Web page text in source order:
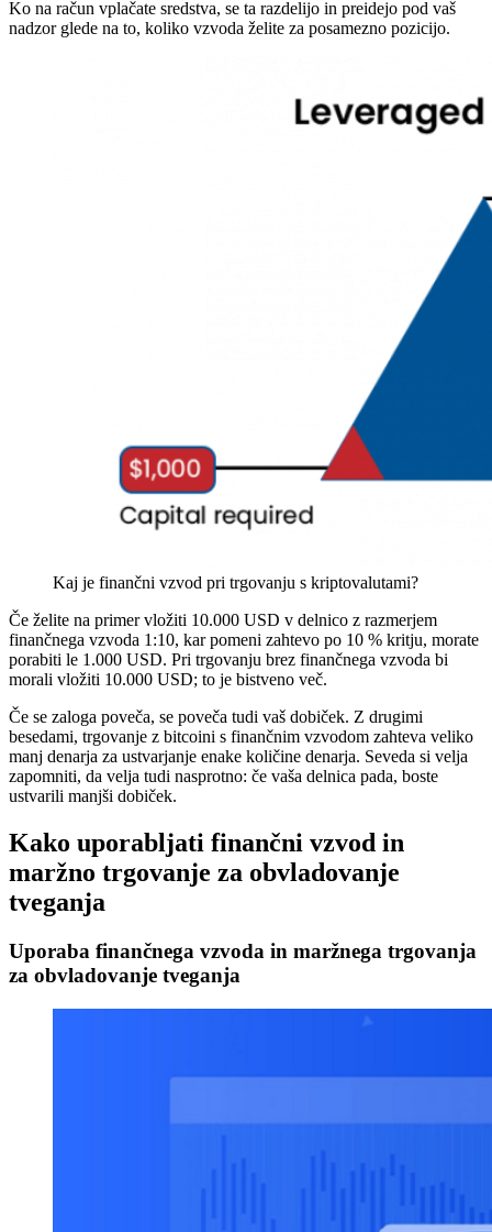
Ko na račun vplačate sredstva, se ta razdelijo in preidejo pod vaš
nadzor glede na to, koliko vzvoda želite za posamezno pozicijo.
Kaj je finančni vzvod pri trgovanju s kriptovalutami?
Če želite na primer vložiti 10.000 USD v delnico z razmerjem
finančnega vzvoda 1:10, kar pomeni zahtevo po 10 % kritju, morate
porabiti le 1.000 USD. Pri trgovanju brez finančnega vzvoda bi
morali vložiti 10.000 USD; to je bistveno več.
Če se zaloga poveča, se poveča tudi vaš dobiček. Z drugimi
besedami, trgovanje z bitcoini s finančnim vzvodom zahteva veliko
manj denarja za ustvarjanje enake količine denarja. Seveda si velja
zapomniti, da velja tudi nasprotno: če vaša delnica pada, boste
ustvarili manjši dobiček.
Kako uporabljati finančni vzvod in
maržno trgovanje za obvladovanje
tveganja
Uporaba finančnega vzvoda in maržnega trgovanja
za obvladovanje tveganja